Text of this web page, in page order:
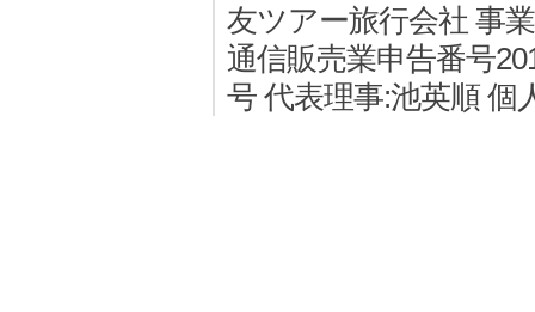
友ツアー旅行会社 事
通信販売業申告番号
号 代表理事:池英順 個